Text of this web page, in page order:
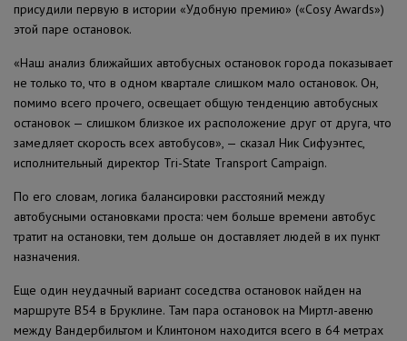
присудили первую в истории «Удобную премию» («Cosy Awards»)
этой паре остановок.
«Наш анализ ближайших автобусных остановок города показывает
не только то, что в одном квартале слишком мало остановок. Он,
помимо всего прочего, освещает общую тенденцию автобусных
остановок — слишком близкое их расположение друг от друга, что
замедляет скорость всех автобусов», — сказал Ник Сифуэнтес,
исполнительный директор Tri-State Transport Campaign.
По его словам, логика балансировки расстояний между
автобусными остановками проста: чем больше времени автобус
тратит на остановки, тем дольше он доставляет людей в их пункт
назначения.
Еще один неудачный вариант соседства остановок найден на
маршруте B54 в Бруклине. Там пара остановок на Миртл-авеню
между Вандербильтом и Клинтоном находится всего в 64 метрах